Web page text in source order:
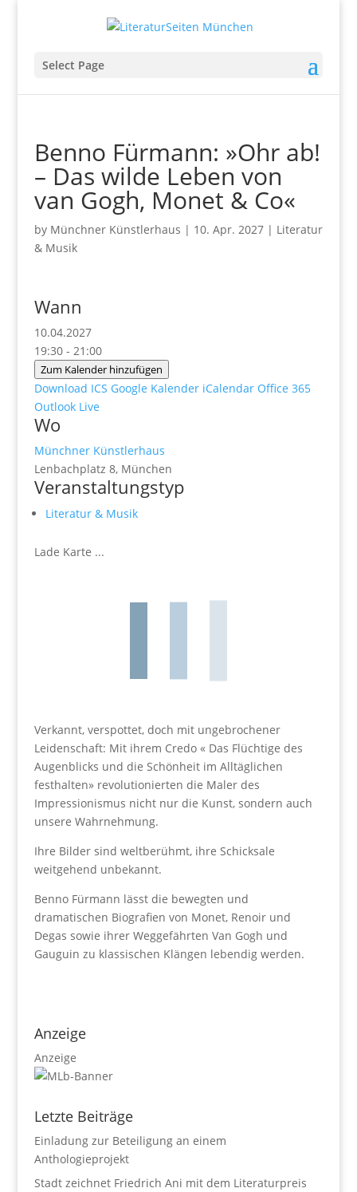
Select Page
Benno Fürmann: »Ohr ab!
– Das wilde Leben von
van Gogh, Monet & Co«
by Münchner Künstlerhaus | 10. Apr. 2027| Literatur
& Musik
Wann
10.04.2027
19:30 - 21:00
Zum Kalender hinzufügen
Download ICS Google Kalender iCalendar Office 365
Outlook Live
Wo
Münchner Künstlerhaus
Lenbachplatz 8, München
Veranstaltungstyp
Literatur & Musik
Lade Karte ...
Verkannt, verspottet, doch mit ungebrochener
Leidenschaft: Mit ihrem Credo « Das Flüchtige des
Augenblicks und die Schönheit im Alltäglichen
festhalten» revolutionierten die Maler des
Impressionismus nicht nur die Kunst, sondern auch
unsere Wahrnehmung.
Ihre Bilder sind weltberühmt, ihre Schicksale
weitgehend unbekannt.
Benno Fürmann lässt die bewegten und
dramatischen Biografien von Monet, Renoir und
Degas sowie ihrer Weggefährten Van Gogh und
Gauguin zu klassischen Klängen lebendig werden.
Anzeige
Anzeige
Letzte Beiträge
Einladung zur Beteiligung an einem
Anthologieprojekt
Stadt zeichnet Friedrich Ani mit dem Literaturpreis